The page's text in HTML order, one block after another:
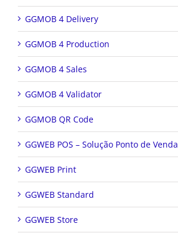
GGMOB 4 Delivery
GGMOB 4 Production
GGMOB 4 Sales
GGMOB 4 Validator
GGMOB QR Code
GGWEB POS – Solução Ponto de Venda
GGWEB Print
GGWEB Standard
GGWEB Store